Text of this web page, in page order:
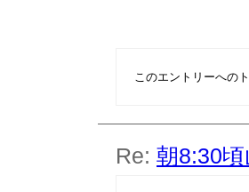
このエントリーへの
Re: 朝8:30